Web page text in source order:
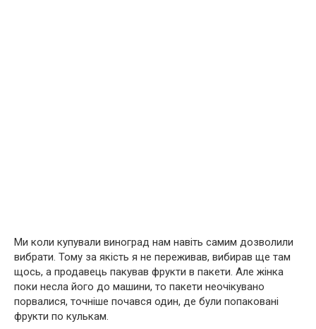
Ми коли купували виноград нам навіть самим дозволили
вибрати. Тому за якість я не переживав, вибирав ще там
щось, а продавець пакував фрукти в пакети. Але жінка
поки несла його до машини, то пакети неочікувано
порвалися, точніше почався один, де були попаковані
фрукти по кулькам.